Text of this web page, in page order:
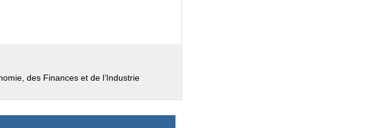
des Finances et de l’Industrie